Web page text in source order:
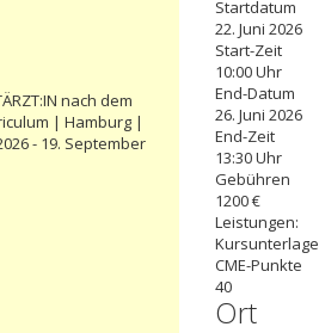
Startdatum
22. Juni 2026
Start-Zeit
10:00 Uhr
End-Datum
26. Juni 2026
End-Zeit
13:30 Uhr
Gebühren
1200 €
Leistungen:
CME-Punkte
40
Ort
nach dem
| Hamburg |
- 19. September